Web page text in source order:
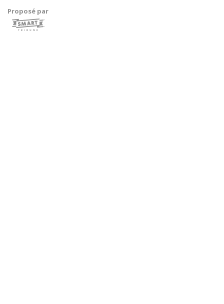
Proposé par